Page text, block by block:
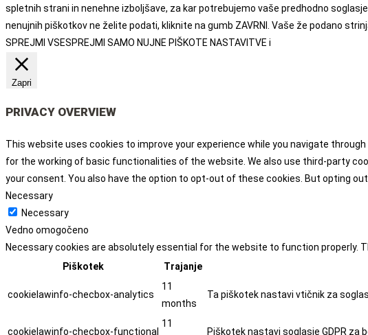
spletnih strani in nenehne izboljšave, za kar potrebujemo vaše predhodno
nenujnih piškotkov ne želite podati, kliknite na gumb ZAVRNI. Vaše že podano
SPREJMI VSESPREJMI SAMO NUJNE PIŠKOTE NASTAVITVE i
Zapri
PRIVACY OVERVIEW
This website uses cookies to improve your experience while you navigate
for the working of basic functionalities of the website. We also use third-party
your consent. You also have the option to opt-out of these cookies. But opting
Necessary
Necessary
Vedno omogočeno
Necessary cookies are absolutely essential for the website to function
Piškotek
Trajanje
cookielawinfo-checbox-analytics
11
months
Ta piškotek nastavi vtičnik za
cookielawinfo-checbox-functional
11
Piškotek nastavi soglasje GDPR za